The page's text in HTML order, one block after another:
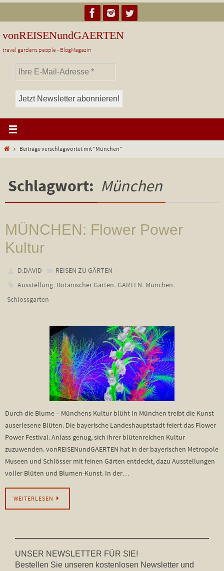
Inhalt
springen
vonREISENundGAERTEN
travel gardens people - BlogMagazin
StartBeiträge verschlagwortet mit "München"
Schlagwort: München
MÜNCHEN: Flower Power
Kultur
D.DAVID
REISEN ZU GÄRTEN
Ausstellung, Botanischer Garten,GARTEN, München,
Schlossgarten
Durch die Blume – Münchens Kultur blüht In München treibt die Kunst
auserlesene Blüten. Die bayerische Landeshauptstadt feiert das Flower
Power Festival. Anlass genug, sich ihrer blütenreichen Kultur
zuzuwenden. vonREISENundGAERTEN hat in der bayerischen Metropole
Museen und Schlösser mit feinen Gärten entdeckt, dazu Ausstellungen
voller Blüten und Blumen-Kunst. In der…
WEITERLESEN
UNSER NEWSLETTER FÜR SIE!
Bestellen Sie unseren kostenlosen Newsletter und